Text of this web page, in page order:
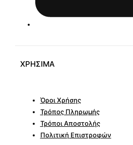
ΧΡΗΣΙΜΑ
Όροι Χρήσης
Τρόπος Πληρωμής
Τρόποι Αποστολής
Πολιτική Επιστροφών